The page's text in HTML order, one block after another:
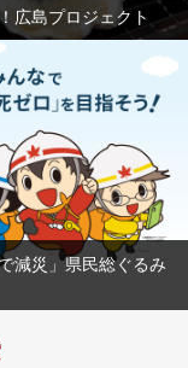
広島プロジェクト
減災」県民総ぐるみ